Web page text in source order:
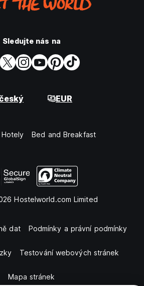
Sledujte nás na
EUR
Hotely Bed and Breakfast
Hostelworld.com Limited
dat Podmínky a právní podmínky
Testování webových stránek
Mapa stránek